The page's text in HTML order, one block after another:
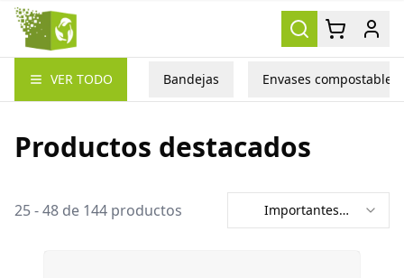
Packea
VER TODO Bandejas Envases compostables
Productos destacados
25-48 de 144 productos
Importantes
primero